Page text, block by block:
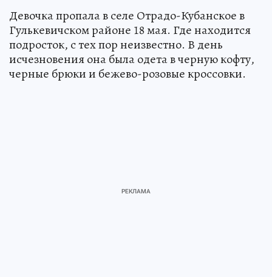
Девочка пропала в селе Отрадо-Кубанское в
Гулькевичском районе 18 мая. Где находится
подросток, с тех пор неизвестно. В день
исчезновения она была одета в черную кофту,
черные брюки и бежево-розовые кроссовки.